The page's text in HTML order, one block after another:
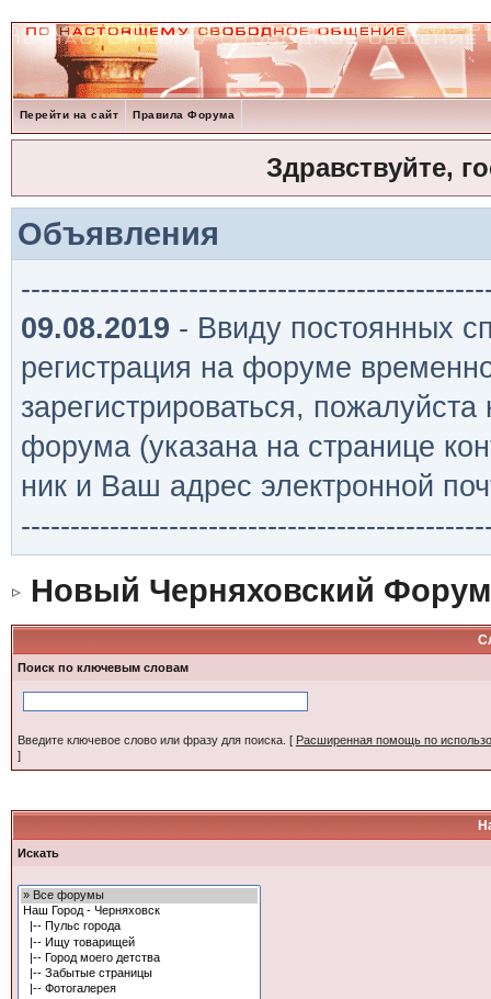
Перейти на сайт Правила Форума
Здравствуйте,
Объявления
09.08.2019 - Ввиду постоянных
регистрация на форуме
зарегистрироваться,
форума (указана на странице
ник и Ваш адрес электронной
Новый Черняховский Форум
Поиск по ключевым словам
Введите ключевое слово или фразу для поиска. [ Расширенная помощь по
]
Искать